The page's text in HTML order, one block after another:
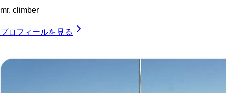
mr. climber_
プロフィールを見る